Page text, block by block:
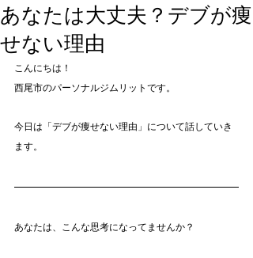
あなたは大丈夫？デブが痩
せない理由
こんにちは！
西尾市のパーソナルジムリットです。
今日は「デブが痩せない理由」について話していき
ます。
あなたは、こんな思考になってませんか？